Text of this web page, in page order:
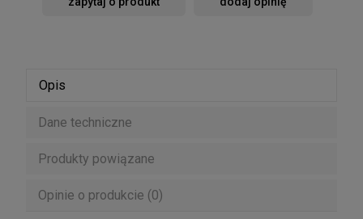
Opis
Dane techniczne
Produkty powiązane
Opinie o produkcie (0)